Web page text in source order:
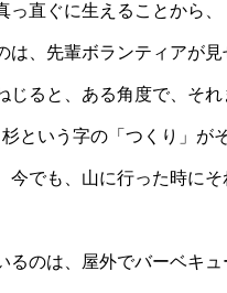
っ直ぐに生えることから
は、先輩ボランティアが
じると、ある角度で、そ
という字の「つくり」が
今でも、山に行った時に
るのは、屋外でバーベキ